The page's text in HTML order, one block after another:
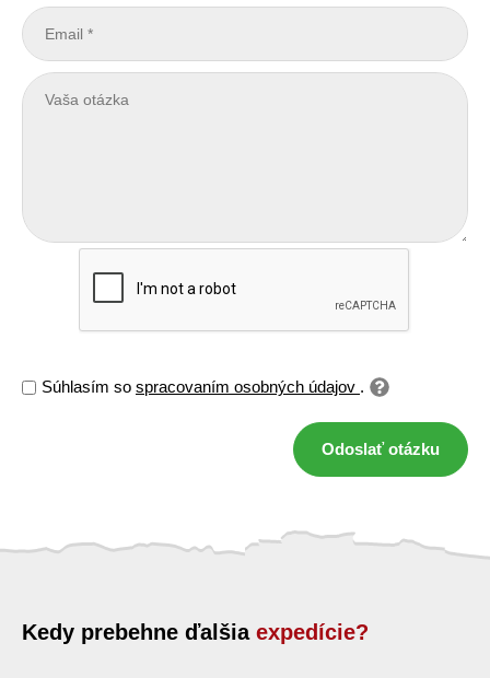
Súhlasím so spracovaním osobných údajov .
Odoslať otázku
Kedy prebehne ďalšia expedície?